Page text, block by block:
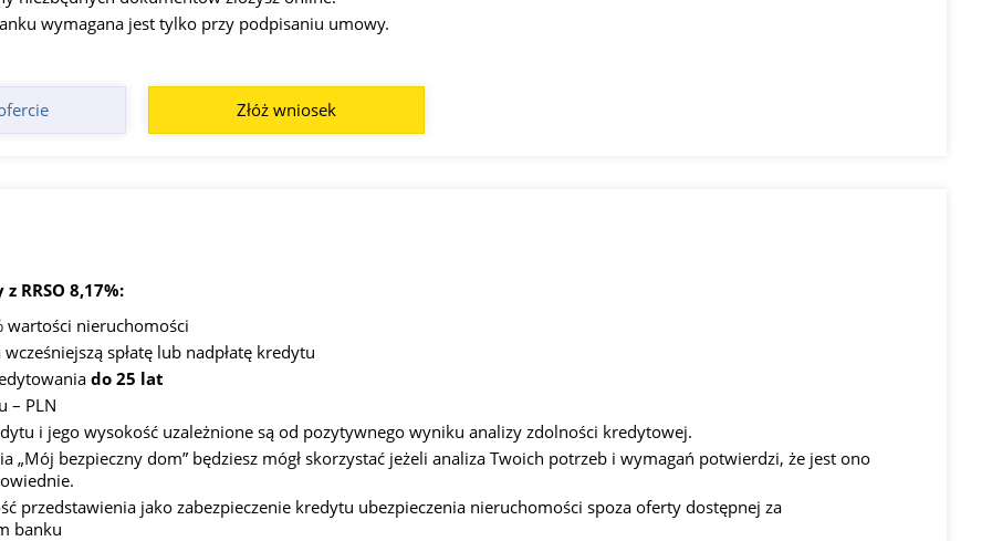
wymagana jest tylko przy podpisaniu umowy.
Złóż wniosek
RRSO 8,17%:
wartości nieruchomości
spłatę lub nadpłatę kredytu
do 25 lat
– PLN
i jego wysokość uzależnione są od pozytywnego wyniku analizy zdolności kredytowej.
„Mój bezpieczny dom” będziesz mógł skorzystać jeżeli analiza Twoich potrzeb i wymagań potwierdzi, że jest ono
przedstawienia jako zabezpieczenie kredytu ubezpieczenia nieruchomości spoza oferty dostępnej za
banku